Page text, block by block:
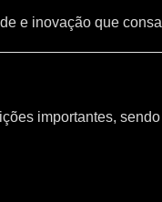
e inovação que
importantes,